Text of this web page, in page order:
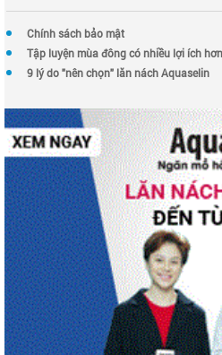
Chính sách bảo mật
Tập luyện mùa đông có nhiều lợi ích
9 lý do "nên chọn" lăn nách Aquaselin